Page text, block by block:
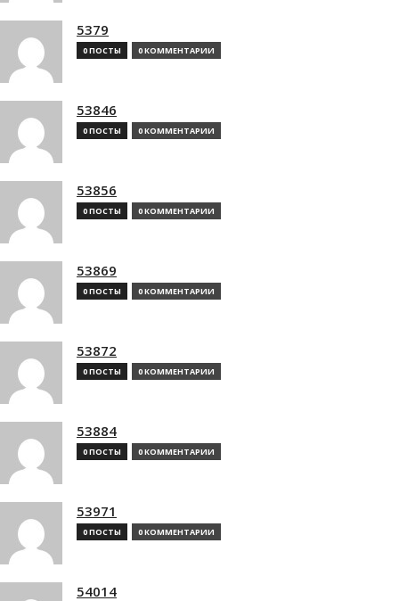
5379
0 ПОСТЫ 0 КОММЕНТАРИИ
53846
0 ПОСТЫ 0 КОММЕНТАРИИ
53856
0 ПОСТЫ 0 КОММЕНТАРИИ
53869
0 ПОСТЫ 0 КОММЕНТАРИИ
53872
0 ПОСТЫ 0 КОММЕНТАРИИ
53884
0 ПОСТЫ 0 КОММЕНТАРИИ
53971
0 ПОСТЫ 0 КОММЕНТАРИИ
54014